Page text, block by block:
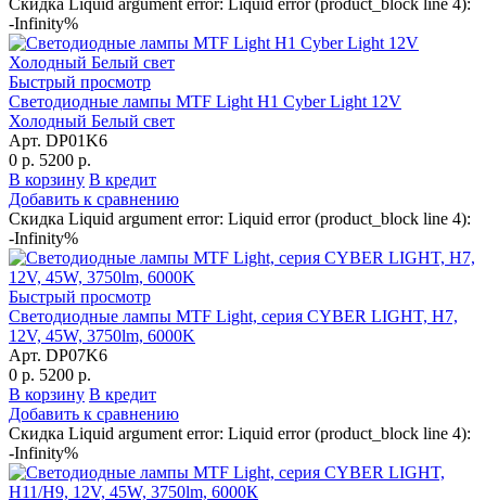
-Infinity%
Быстрый просмотр
Светодиодные лампы MTF Light Н1 Cyber Light 12V
Холодный Белый свет
Арт. DP01K6
0 р. 5200 р.
В корзину В кредит
Добавить к сравнению
Скидка Liquid argument error: Liquid error (product_block line 4):
-Infinity%
Быстрый просмотр
Светодиодные лампы MTF Light, серия CYBER LIGHT, H7,
12V, 45W, 3750lm, 6000K
Арт. DP07K6
0 р. 5200 р.
В корзину В кредит
Добавить к сравнению
Скидка Liquid argument error: Liquid error (product_block line 4):
-Infinity%